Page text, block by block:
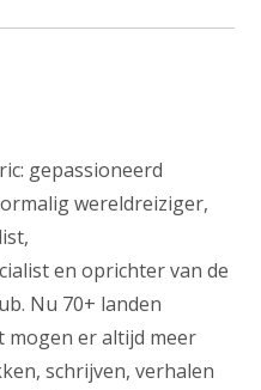
gepassioneerd
wereldreiziger,
en oprichter van de
Nu 70+ landen
mogen er altijd meer
schrijven, verhalen